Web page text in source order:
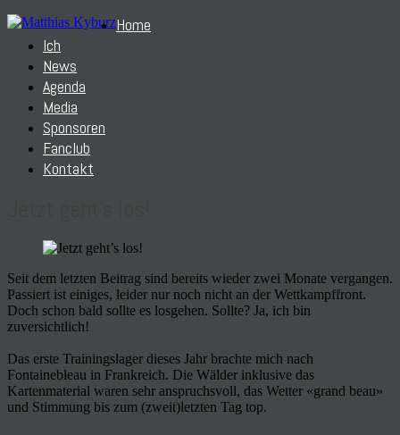
Home
Ich
News
Agenda
Media
Sponsoren
Fanclub
Kontakt
Seit dem letzten Beitrag sind bereits wieder zwei Monate vergangen.
Passiert ist einiges, leider nur noch nicht an der Wettkampffront.
Doch schon bald sollte es losgehen. Sollte? Ja, ich bin
zuversichtlich!
Das erste Trainingslager dieses Jahr brachte mich nach
Fontainebleau in Frankreich. Die Wälder inklusive das
Kartenmaterial waren sehr anspruchsvoll, das Wetter «grand beau»
und Stimmung bis zum (zweit)letzten Tag top.